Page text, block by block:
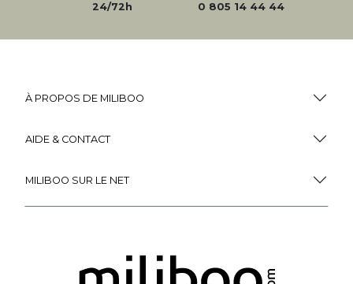
24/72h
0 805 14 44 44
À PROPOS DE MILIBOO
AIDE & CONTACT
MILIBOO SUR LE NET